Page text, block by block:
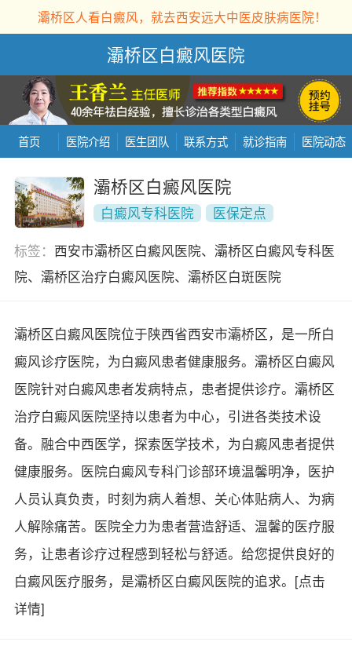
灞桥区人看白癜风，就去西安远大中医皮肤病医院！
灞桥区白癜风医院
首页 医院介绍 医生团队 联系方式 就诊指南 医院动态
灞桥区白癜风医院
白癜风专科医院
医保定点
标签： 西安市灞桥区白癜风医院、灞桥区白癜风专科医
院、灞桥区治疗白癜风医院、灞桥区白斑医院
灞桥区白癜风医院位于陕西省西安市灞桥区，是一所白
癜风诊疗医院，为白癜风患者健康服务。灞桥区白癜风
医院针对白癜风患者发病特点，患者提供诊疗。灞桥区
治疗白癜风医院坚持以患者为中心，引进各类技术设
备。融合中西医学，探索医学技术，为白癜风患者提供
健康服务。医院白癜风专科门诊部环境温馨明净，医护
人员认真负责，时刻为病人着想、关心体贴病人、为病
人解除痛苦。医院全力为患者营造舒适、温馨的医疗服
务，让患者诊疗过程感到轻松与舒适。给您提供良好的
白癜风医疗服务，是灞桥区白癜风医院的追求。 [点击
详情]